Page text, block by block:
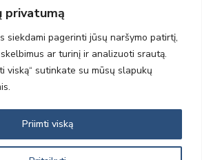
privatumą
siekdami pagerinti jūsų naršymo patirtį,
ar turinį ir analizuoti srautą.
viską“ sutinkate su mūsų slapukų
Priimti viską
Lietuvos Respublikos, Europos
finansinių mechanizmų iš dalies
veiklos sustiprinimas ir įvaizdžio
į aplinkosauginių tyrimų veiklą“
2004-LT0008-NVO-1EEE/NOR-02-
Draugija © 2014, Visos teisės saugomos